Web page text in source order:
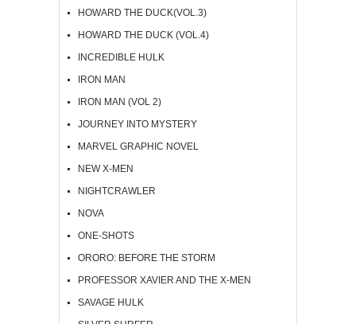
HOWARD THE DUCK(VOL.3)
HOWARD THE DUCK (VOL.4)
INCREDIBLE HULK
IRON MAN
IRON MAN (VOL 2)
JOURNEY INTO MYSTERY
MARVEL GRAPHIC NOVEL
NEW X-MEN
NIGHTCRAWLER
NOVA
ONE-SHOTS
ORORO: BEFORE THE STORM
PROFESSOR XAVIER AND THE X-MEN
SAVAGE HULK